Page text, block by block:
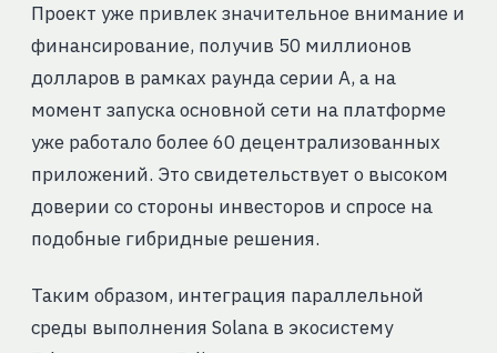
Проект уже привлек значительное внимание и
финансирование, получив 50 миллионов
долларов в рамках раунда серии А, а на
момент запуска основной сети на платформе
уже работало более 60 децентрализованных
приложений. Это свидетельствует о высоком
доверии со стороны инвесторов и спросе на
подобные гибридные решения.
Таким образом, интеграция параллельной
среды выполнения Solana в экосистему